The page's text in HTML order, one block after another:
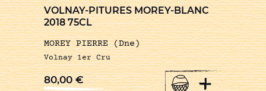
VOLNAY-PITURES MOREY-BLANC
2018 75CL
MOREY PIERRE (Dne)
Volnay 1er Cru
80,00€ +